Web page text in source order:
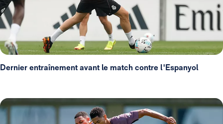
Dernier entraînement avant le match contre l'Espanyol